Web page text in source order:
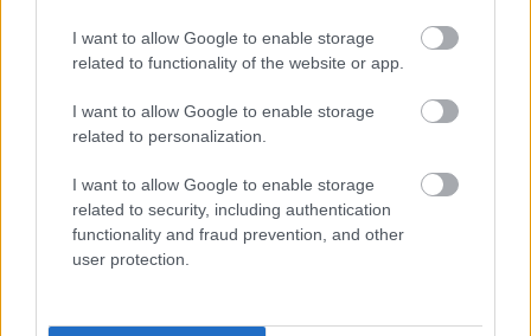
I want to allow Google to enable storage
related to functionality of the website or app.
I want to allow Google to enable storage
related to personalization.
I want to allow Google to enable storage
related to security, including authentication
functionality and fraud prevention, and other
user protection.
Kőkemény regény a családon belüli erőszak
legnagyobb áldozatairól: a gyerekekről.